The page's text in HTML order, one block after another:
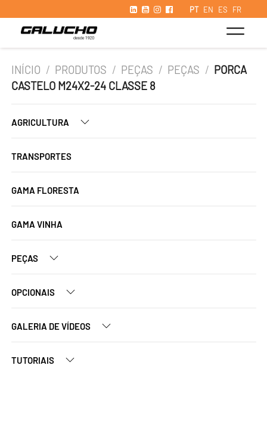
PT EN ES FR
INÍCIO / PRODUTOS / PEÇAS / PEÇAS / PORCA
CASTELO M24X2-24 CLASSE 8
AGRICULTURA
TRANSPORTES
GAMA FLORESTA
GAMA VINHA
PEÇAS
OPCIONAIS
GALERIA DE VÍDEOS
TUTORIAIS